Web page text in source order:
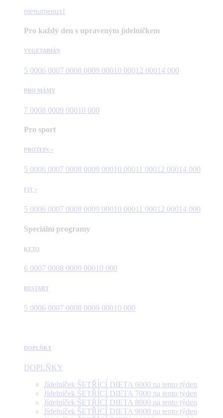
menumenuxl
Pro každý den s upraveným jídelníčkem
VEGETARIÁN
5 0006 0007 0008 0009 00010 00012 00014 000
PRO MÁMY
7 0008 0009 00010 000
Pro sport
PROTEIN +
5 0006 0007 0008 0009 00010 00011 00012 00014 000
FIT +
5 0006 0007 0008 0009 00010 00011 00012 00014 000
Speciální programy
KETO
6 0007 0008 0009 00010 000
RESTART
5 0006 0007 0008 0009 00010 000
DOPLŇKY
DOPLŇKY
Jídelníček ŠETŘÍCÍ DIETA 6000 na tento týden
Jídelníček ŠETŘÍCÍ DIETA 7000 na tento týden
Jídelníček ŠETŘÍCÍ DIETA 8000 na tento týden
Jídelníček ŠETŘÍCÍ DIETA 9000 na tento týden